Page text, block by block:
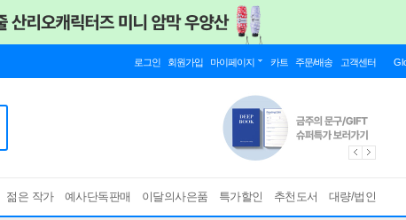
로그인 회원가입 마이페이지 카트 주문/배송 고객센터
젊은 작가 예사단독판매 이달의사은품 특가할인 추천도서 대량/법인